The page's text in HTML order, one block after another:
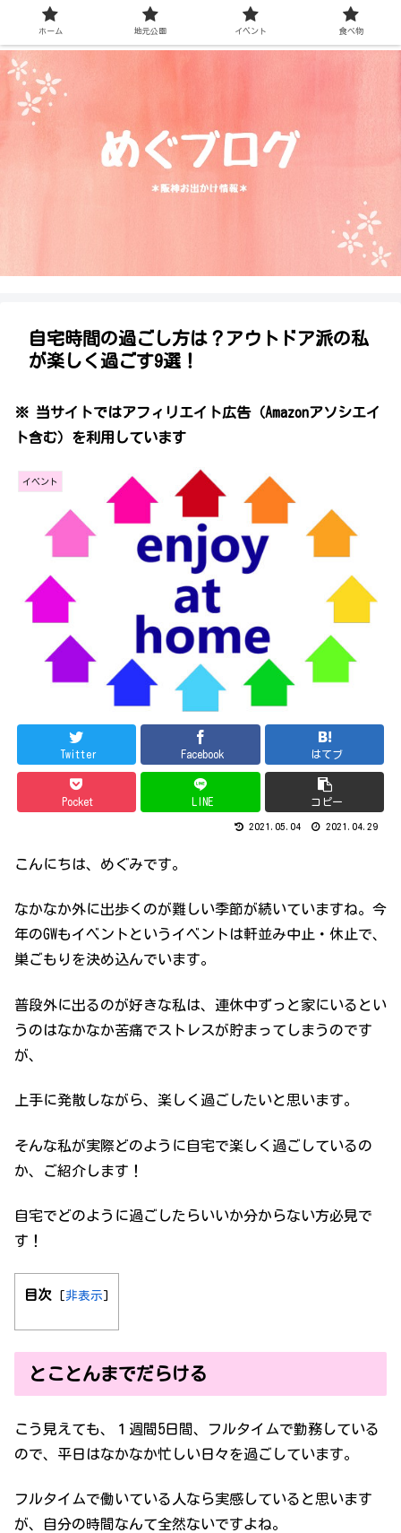
自宅時間の過ごし方は？アウトドア派の私
が楽しく過ごす9選！
※ 当サイトではアフィリエイト広告（Amazonアソシエイ
ト含む）を利用しています
イベント
Twitter Facebook はてブ
Pocket LINE コピー
2021.05.04 2021.04.29
こんにちは、めぐみです。
なかなか外に出歩くのが難しい季節が続いていますね。今
年のGWもイベントというイベントは軒並み中止・休止で、
巣ごもりを決め込んでいます。
普段外に出るのが好きな私は、連休中ずっと家にいるとい
うのはなかなか苦痛でストレスが貯まってしまうのです
が、
上手に発散しながら、楽しく過ごしたいと思います。
そんな私が実際どのように自宅で楽しく過ごしているの
か、ご紹介します！
自宅でどのように過ごしたらいいか分からない方必見で
す！
目次 [非表示 ]
とことんまでだらける
こう見えても、１週間5日間、フルタイムで勤務している
ので、平日はなかなか忙しい日々を過ごしています。
フルタイムで働いている人なら実感していると思います
が、自分の時間なんて全然ないですよね。
ホーム 地元公園 イベント 食べ物